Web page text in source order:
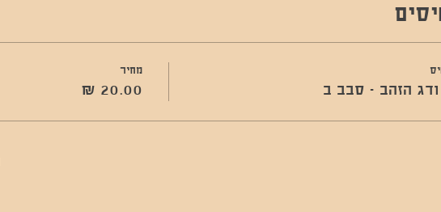
ודג הזהב - סבב ב
מחיר